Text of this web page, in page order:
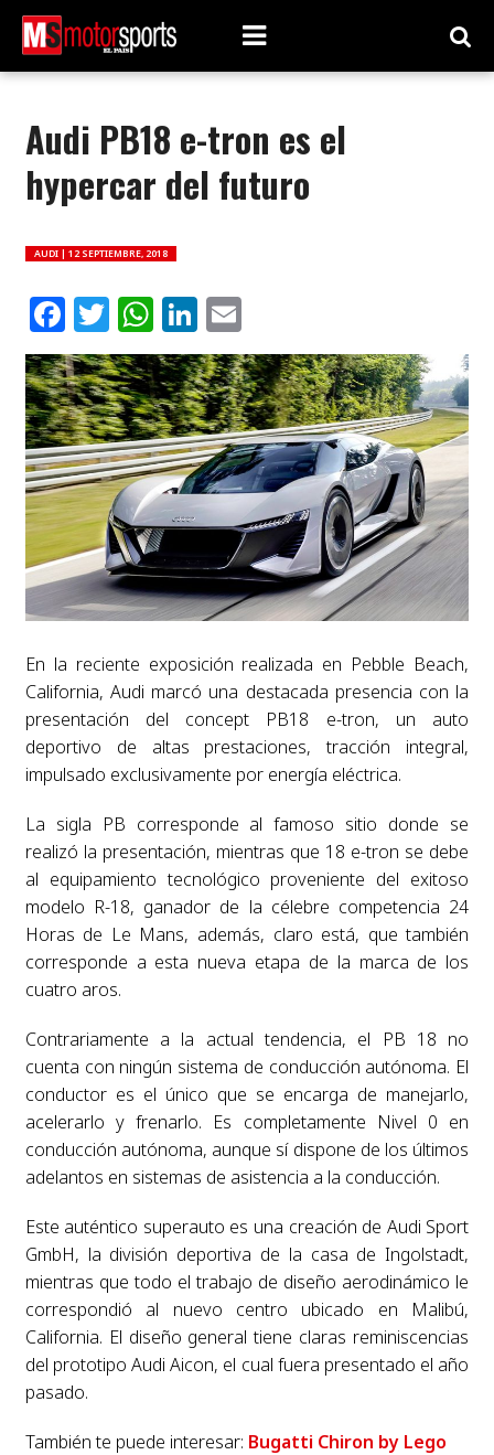
Audi PB18 e-tron es el
hypercar del futuro
AUDI | 12 SEPTIEMBRE, 2018
Facebook
Twitter
WhatsApp
LinkedIn
Email
En la reciente exposición realizada en Pebble Beach,
California, Audi marcó una destacada presencia con la
presentación del concept PB18 e-tron, un auto
deportivo de altas prestaciones, tracción integral,
impulsado exclusivamente por energía eléctrica.
La sigla PB corresponde al famoso sitio donde se
realizó la presentación, mientras que 18 e-tron se debe
al equipamiento tecnológico proveniente del exitoso
modelo R-18, ganador de la célebre competencia 24
Horas de Le Mans, además, claro está, que también
corresponde a esta nueva etapa de la marca de los
cuatro aros.
Contrariamente a la actual tendencia, el PB 18 no
cuenta con ningún sistema de conducción autónoma. El
conductor es el único que se encarga de manejarlo,
acelerarlo y frenarlo. Es completamente Nivel 0 en
conducción autónoma, aunque sí dispone de los últimos
adelantos en sistemas de asistencia a la conducción.
Este auténtico superauto es una creación de Audi Sport
GmbH, la división deportiva de la casa de Ingolstadt,
mientras que todo el trabajo de diseño aerodinámico le
correspondió al nuevo centro ubicado en Malibú,
California. El diseño general tiene claras reminiscencias
del prototipo Audi Aicon, el cual fuera presentado el año
pasado.
También te puede interesar: Bugatti Chiron by Lego